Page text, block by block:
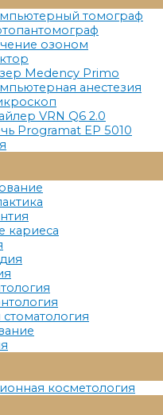
Меню
томограф
озоном
Medency Primo
анестезия
VRN Q6 2.0
Programat EP 5010
Меню
кариеса
стоматология
Меню
косметология